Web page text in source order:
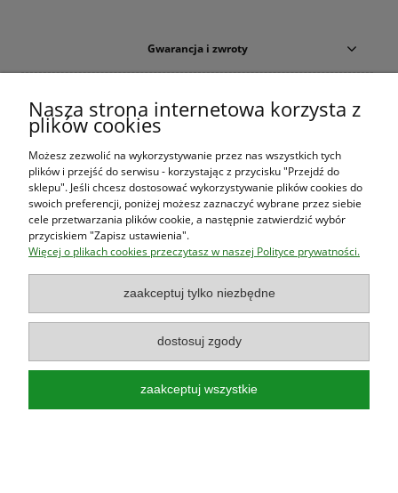
Gwarancja i zwroty
O firmie
Księgarnia Las Książek www.lasksiazek.pl| Aleje Jerozolimskie
53 (p. 2, lok. 212)| 00-697 Warszawa | 22 290 23 47 | Serdecznie
zapraszamy!
jest czynna od poniedziałku do piątku w godzinach
- 16:00
Najlepsze książki o polskiej przyrodzie!
Nasza strona internetowa korzysta z
plików cookies
Możesz zezwolić na wykorzystywanie przez nas wszystkich tych
plików i przejść do serwisu - korzystając z przycisku "Przejdź do
sklepu". Jeśli chcesz dostosować wykorzystywanie plików cookies do
swoich preferencji, poniżej możesz zaznaczyć wybrane przez siebie
cele przetwarzania plików cookie, a następnie zatwierdzić wybór
przyciskiem "Zapisz ustawienia".
Więcej o plikach cookies przeczytasz w naszej Polityce prywatności.
zaakceptuj tylko niezbędne
dostosuj zgody
zaakceptuj wszystkie